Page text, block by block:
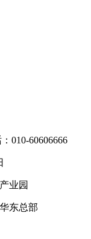
010-60606666
业园
东总部